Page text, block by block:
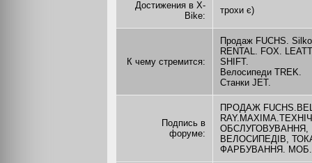
Достижения в X-
Bike:
трохи є)
К чему стремится:
Продаж FUCHS.
RENTAL. FOX.
SHIFT.
Велосипеди ТREK.
Станки JET.
Подпись в
форуме:
ПРОДАЖ
ВЕЛОСИПЕДІВ,
ФАРБУВАННЯ. МОБ.